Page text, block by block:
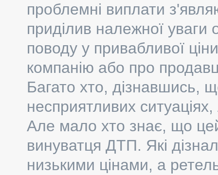
проблемні виплати
приділив належної
поводу у привабливої
компанію або про
Багато хто, дізнавшись,
несприятливих
Але мало хто знає, що
винуватця ДТП. Які
низькими цінами, а